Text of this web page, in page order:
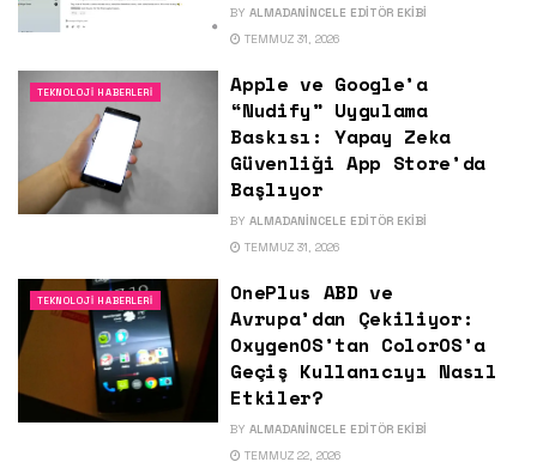
BY ALMADANINCELE EDITÖR EKIBI
TEMMUZ 31, 2026
TEKNOLOJI HABERLERI
Apple ve Google’a
“Nudify” Uygulama
Baskısı: Yapay Zeka
Güvenliği App Store’da
Başlıyor
BY ALMADANINCELE EDITÖR EKIBI
TEMMUZ 31, 2026
TEKNOLOJI HABERLERI
OnePlus ABD ve
Avrupa’dan Çekiliyor:
OxygenOS’tan ColorOS’a
Geçiş Kullanıcıyı Nasıl
Etkiler?
BY ALMADANINCELE EDITÖR EKIBI
TEMMUZ 22, 2026